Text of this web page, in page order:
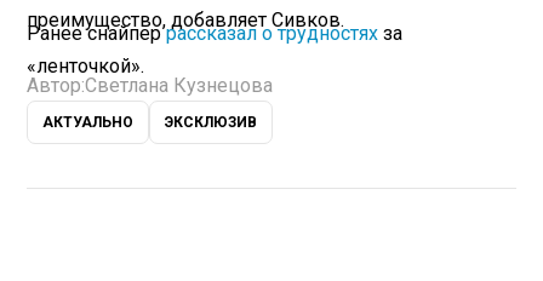
преимущество, добавляет Сивков.
Ранее снайперрассказал о трудностях за
«ленточкой».
Автор:Светлана Кузнецова
АКТУАЛЬНО ЭКСКЛЮЗИВ